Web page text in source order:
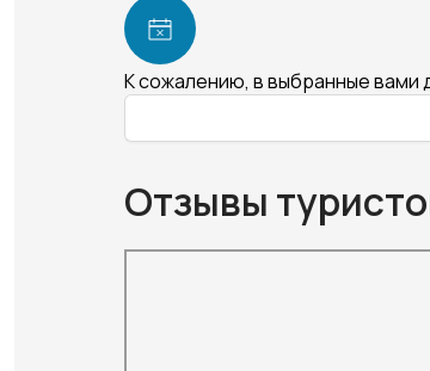
К сожалению, в выбранные вами
Отзывы